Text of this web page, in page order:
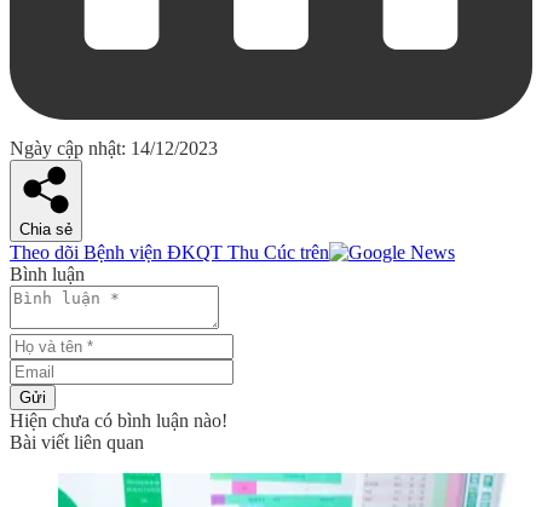
Ngày cập nhật: 14/12/2023
Chia sẻ
Theo dõi Bệnh viện ĐKQT Thu Cúc trên
Bình luận
Gửi
Hiện chưa có bình luận nào!
Bài viết liên quan